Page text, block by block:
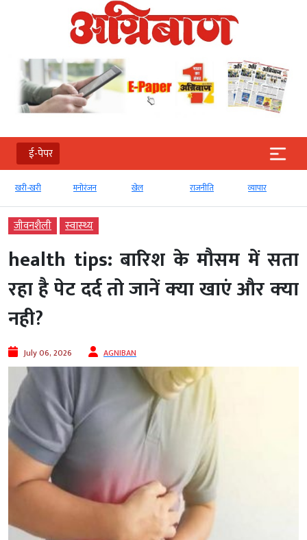
ई-पेपर
मनोरंजन खेल राजनीति व्‍यापार टेक्‍नोलॉजी
जीवनशैली स्‍वास्‍थ्‍य
health tips: बारिश के मौसम में सता
रहा है पेट दर्द तो जानें क्‍या खाएं और क्‍या
नही?
July 06, 2026 AGNIBAN